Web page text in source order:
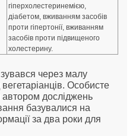
гіперхолестеринемією,
діабетом, вживанням засобів
проти гіпертонії, вживанням
засобів проти підвищеного
холестерину.
через малу
вегетаріанців. Особисте
досліджень
базувалися на
за два роки для